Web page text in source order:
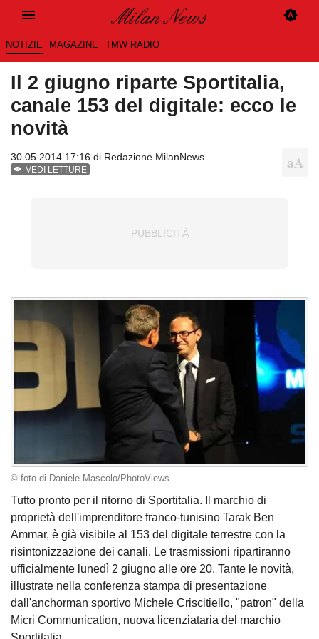
NOTIZIE MAGAZINE TMW RADIO
Il 2 giugno riparte Sportitalia,
canale 153 del digitale: ecco le
novità
30.05.2014 17:16 di Redazione MilanNews
VEDI LETTURE
© foto di Daniele Mascolo/PhotoViews
Tutto pronto per il ritorno di Sportitalia. Il marchio di
proprietà dell'imprenditore franco-tunisino Tarak Ben
Ammar, è già visibile al 153 del digitale terrestre con la
risintonizzazione dei canali. Le trasmissioni ripartiranno
ufficialmente lunedì 2 giugno alle ore 20. Tante le novità,
illustrate nella conferenza stampa di presentazione
dall'anchorman sportivo Michele Criscitiello, "patron" della
Micri Communication, nuova licenziataria del marchio